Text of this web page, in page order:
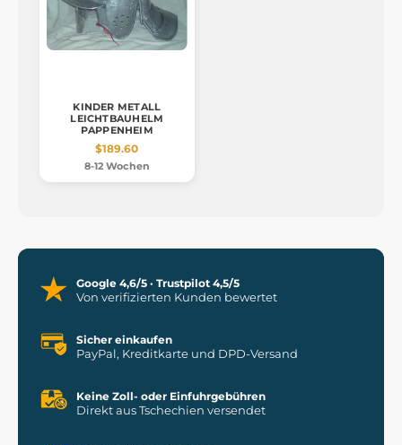
KINDER METALL
LEICHTBAUHELM
PAPPENHEIM
$189.60
8-12 Wochen
Google 4,6/5 · Trustpilot 4,5/5
Von verifizierten Kunden bewertet
Sicher einkaufen
PayPal, Kreditkarte und DPD-Versand
Keine Zoll- oder Einfuhrgebühren
Direkt aus Tschechien versendet